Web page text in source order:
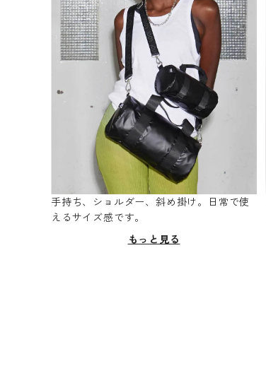
手持ち、ショルダー、斜め掛け。日常で使
えるサイズ感です。
もっと見る